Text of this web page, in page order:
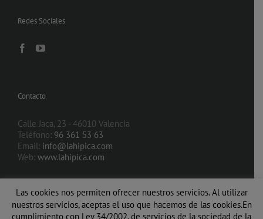
Redes Sociales
Contacto
Calle Jaca, 23 - 46010 Valencia
Teléfono: 96 361 53 63
Email: info@lahipica.com
Web: www.lahipica.com
Las cookies nos permiten ofrecer nuestros servicios. Al utilizar
nuestros servicios, aceptas el uso que hacemos de las cookies.En
cumplimiento con Ley 34/2002, de servicios de la sociedad de la